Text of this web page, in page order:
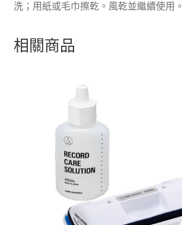
洗；用紙或毛巾擦乾。風乾並繼續使用。
相關商品